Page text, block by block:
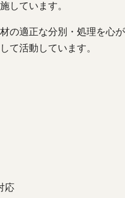
しています。
の適正な分別・処理を心が
て活動しています。
応